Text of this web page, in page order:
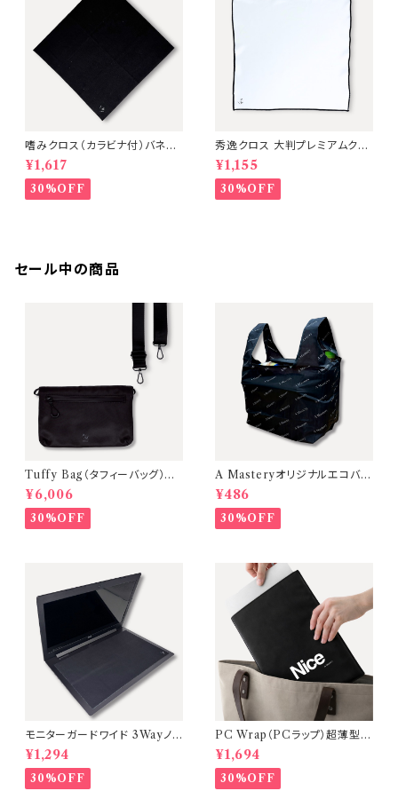
嗜みクロス（カラビナ付）バネく
ち巾着収納型クリーニングクロ
ス【カラー：Black/White】A M
astery
¥1,617
30%OFF
秀逸クロス 大判プレミアムクリ
ーニングクロス・極上ハンカチ
【30×30cm】A Mastery
¥1,155
30%OFF
セール中の商品
Tuffy Bag（タフィーバッグ）ミ
ニショルダーバッグ【Black（金
具：Black ／ ストラップ：Blac
k）】
¥6,006
30%OFF
A Masteryオリジナルエコバッ
グ 大容量・お弁当が傾かないマ
チ広設計【単品】
¥486
30%OFF
モニターガードワイド 3Wayノ
ートPC画面保護クロス・マウス
パッド【15.6〜17インチ対応】A
Mastery
¥1,294
30%OFF
PC Wrap（PCラップ）超薄型・
軽量ノートPCケース【カラー：Bl
ack】
¥1,694
30%OFF